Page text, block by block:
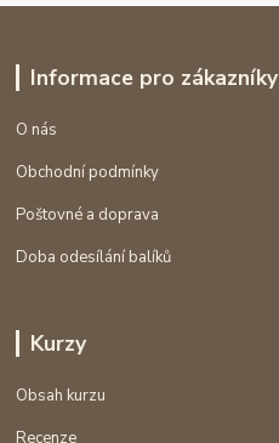
Informace pro zákazníky
O nás
Obchodní podmínky
Poštovné a doprava
Doba odesílání balíků
Kurzy
Obsah kurzu
Recenze